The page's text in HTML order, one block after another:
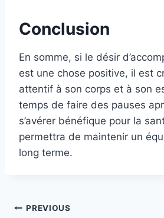
Conclusion
En somme, si le désir
est une chose positive, il est
attentif à son corps et à son
temps de faire des pauses
s’avérer bénéfique pour la
permettra de maintenir un
long terme.
Post
PREVIOUS